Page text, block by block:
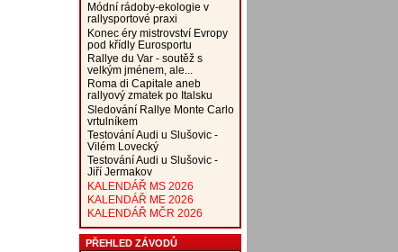
Módní rádoby-ekologie v
rallysportové praxi
Konec éry mistrovství Evropy
pod křídly Eurosportu
Rallye du Var - soutěž s
velkým jménem, ale...
Roma di Capitale aneb
rallyový zmatek po Italsku
Sledování Rallye Monte Carlo
vrtulníkem
Testování Audi u Slušovic -
Vilém Lovecký
Testování Audi u Slušovic -
Jiří Jermakov
KALENDÁŘ MS 2026
KALENDÁŘ ME 2026
KALENDÁŘ MČR 2026
PŘEHLED ZÁVODŮ